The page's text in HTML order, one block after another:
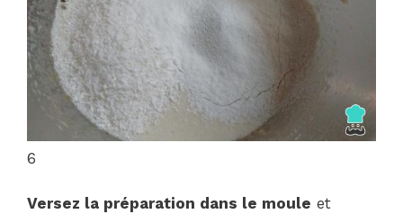
6
Versez la préparation dans le moule et